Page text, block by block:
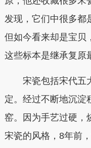
发现，它们中很多都
但如今看来却是宝贝
这些标本是继承复原
宋瓷包括宋代五大
定。经过不断地沉淀
窑。因为手艺过硬，
宋瓷的风格，8年前